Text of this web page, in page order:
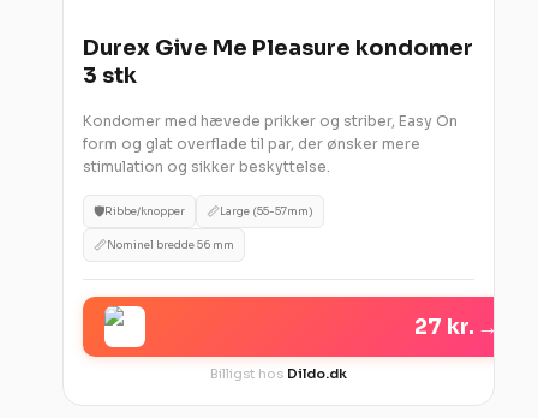
Durex Give Me Pleasure kondomer
3 stk
Kondomer med hævede prikker og striber, Easy On
form og glat overflade til par, der ønsker mere
stimulation og sikker beskyttelse.
🛡️Ribbe/knopper 📏Large (55-57mm)
📏Nominel bredde 56 mm
27 kr. →
Billigst hos Dildo.dk